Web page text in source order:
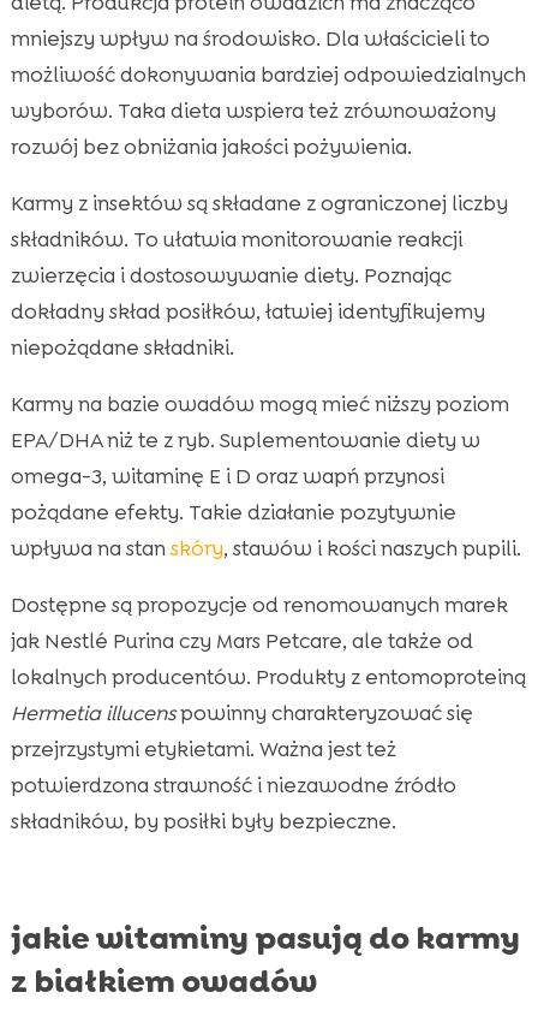
mniejszy wpływ na środowisko. Dla właścicieli to
możliwość dokonywania bardziej odpowiedzialnych
wyborów. Taka dieta wspiera też zrównoważony
rozwój bez obniżania jakości pożywienia.
Karmy z insektów są składane z ograniczonej liczby
składników. To ułatwia monitorowanie reakcji
zwierzęcia i dostosowywanie diety. Poznając
dokładny skład posiłków, łatwiej identyfikujemy
niepożądane składniki.
Karmy na bazie owadów mogą mieć niższy poziom
EPA/DHA niż te z ryb. Suplementowanie diety w
omega-3, witaminę E i D oraz wapń przynosi
pożądane efekty. Takie działanie pozytywnie
wpływa na stan skóry, stawów i kości naszych pupili.
Dostępne są propozycje od renomowanych marek
jak Nestlé Purina czy Mars Petcare, ale także od
lokalnych producentów. Produkty z entomoproteiną
Hermetia illucenspowinny charakteryzować się
przejrzystymi etykietami. Ważna jest też
potwierdzona strawność i niezawodne źródło
składników, by posiłki były bezpieczne.
jakie witaminy pasują do karmy
z białkiem owadów